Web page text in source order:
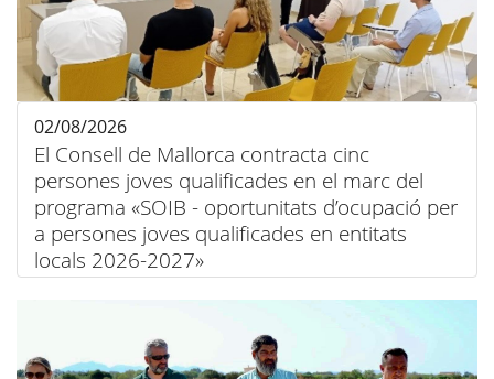
El Consell de Mallorca contracta cinc
persones joves qualificades en el marc del
programa «SOIB - oportunitats d’ocupació per
a persones joves qualificades en entitats
locals 2026-2027»
02/08/2026